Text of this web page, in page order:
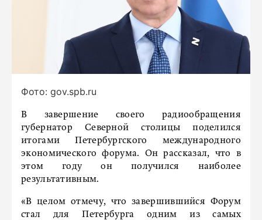
Фото: gov.spb.ru
В завершение своего радиообращения
губернатор Северной столицы поделился
итогами Петербургского международного
экономического форума. Он рассказал, что в
этом году он получился наиболее
результативным.
«В целом отмечу, что завершившийся Форум
стал для Петербурга одним из самых